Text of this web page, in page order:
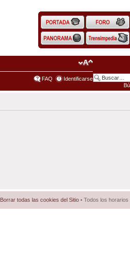
FAQ Identificarse
Borrar todas las cookies del Sitio • Todos los